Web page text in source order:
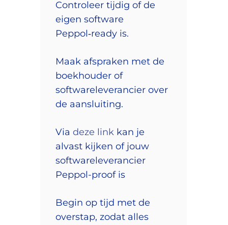
Controleer tijdig of de
eigen software
Peppol‑ready is.
Maak afspraken met de
boekhouder of
softwareleverancier over
de aansluiting.
Via deze link kan je
alvast kijken of jouw
softwareleverancier
Peppol-proof is
Begin op tijd met de
overstap, zodat alles